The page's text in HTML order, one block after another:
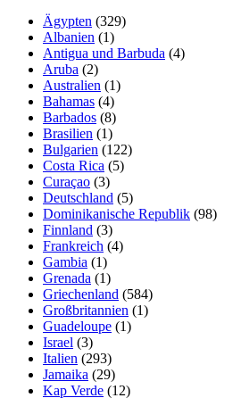
Ägypten (329)
Albanien (1)
Antigua und Barbuda (4)
Aruba (2)
Australien (1)
Bahamas (4)
Barbados (8)
Brasilien (1)
Bulgarien (122)
Costa Rica (5)
Curaçao (3)
Deutschland (5)
Dominikanische Republik (98)
Finnland (3)
Frankreich (4)
Gambia (1)
Grenada (1)
Griechenland (584)
Großbritannien (1)
Guadeloupe (1)
Israel (3)
Italien (293)
Jamaika (29)
Kap Verde (12)